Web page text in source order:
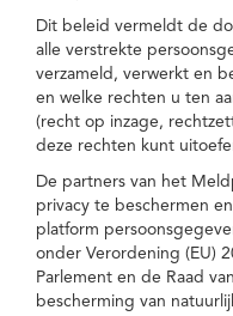
Dit beleid vermeldt de
alle verstrekte
verzameld, verwerkt en
en welke rechten u ten
(recht op inzage,
deze rechten kunt
De partners van het
privacy te beschermen
platform
onder Verordening (EU)
Parlement en de Raad
bescherming van